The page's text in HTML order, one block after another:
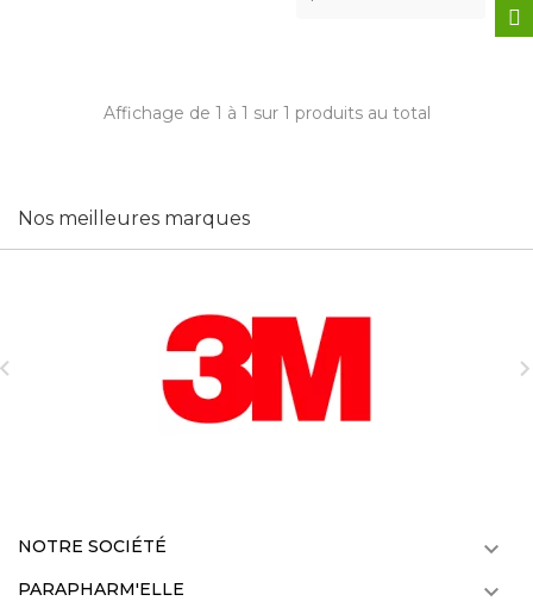
Affichage de 1 à 1 sur 1 produits au total
Nos meilleures marques
NOTRE SOCIÉTÉ 
PARAPHARM'ELLE 